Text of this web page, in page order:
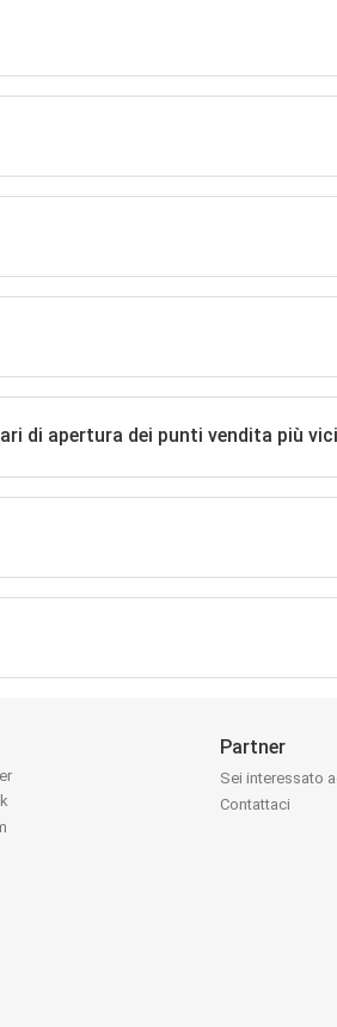
di apertura dei punti vendita più
Partner
Sei interessato
Contattaci